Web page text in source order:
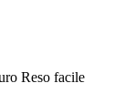
Reso facile